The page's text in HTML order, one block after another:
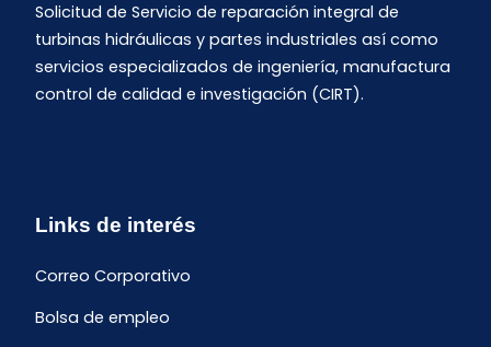
Solicitud de Servicio de reparación integral de
turbinas hidráulicas y partes industriales así como
servicios especializados de ingeniería, manufactura
control de calidad e investigación (CIRT).
Links de interés
Correo Corporativo
Bolsa de empleo